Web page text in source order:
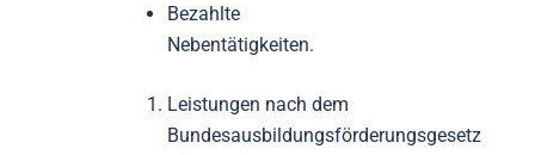
Bezahlte
Nebentätigkeiten.
Leistungen nach dem
Bundesausbildungsförderungsgesetz